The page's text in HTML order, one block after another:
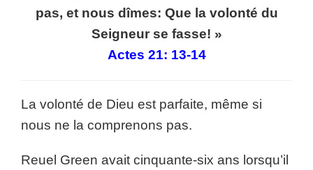
pas, et nous dîmes: Que la volonté du
Seigneur se fasse! »
Actes 21: 13-14
La volonté de Dieu est parfaite, même si
nous ne la comprenons pas.
Reuel Green avait cinquante-six ans lorsqu’il